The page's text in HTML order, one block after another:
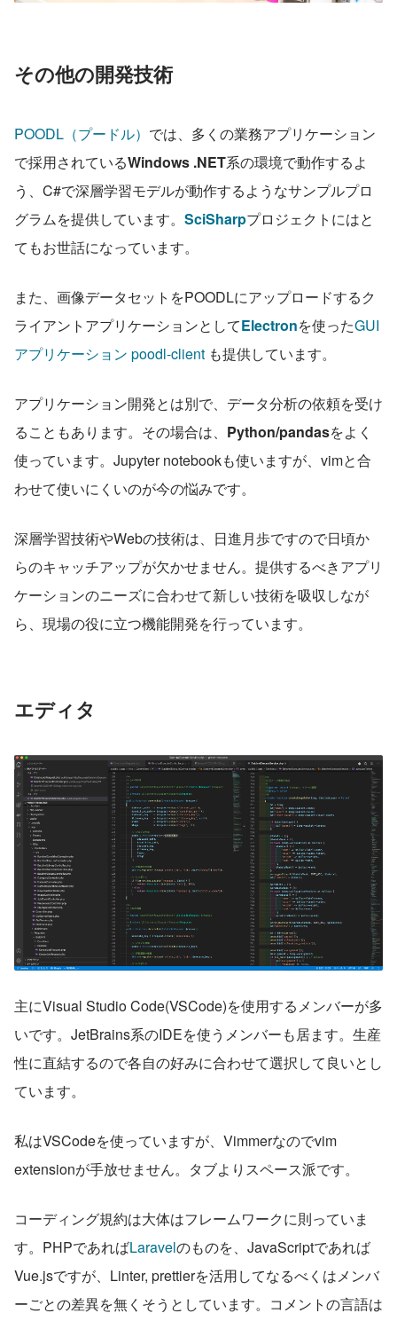
その他の開発技術
POODL（プードル） では、多くの業務アプリケーション
で採用されているWindows .NET系の環境で動作するよ
う、C#で深層学習モデルが動作するようなサンプルプロ
グラムを提供しています。 SciSharpプロジェクトにはと
てもお世話になっています。
また、画像データセットをPOODLにアップロードするク
ライアントアプリケーションとしてElectronを使ったGUI
アプリケーション poodl-client も提供しています。
アプリケーション開発とは別で、データ分析の依頼を受け
ることもあります。その場合は、 Python/pandasをよく
使っています。Jupyter notebookも使いますが、vimと合
わせて使いにくいのが今の悩みです。
深層学習技術やWebの技術は、日進月歩ですので日頃か
らのキャッチアップが欠かせません。提供するべきアプリ
ケーションのニーズに合わせて新しい技術を吸収しなが
ら、現場の役に立つ機能開発を行っています。
エディタ
主にVisual Studio Code(VSCode)を使用するメンバーが多
いです。JetBrains系のIDEを使うメンバーも居ます。生産
性に直結するので各自の好みに合わせて選択して良いとし
ています。
私はVSCodeを使っていますが、Vimmerなのでvim
extensionが手放せません。タブよりスペース派です。
コーディング規約は大体はフレームワークに則っていま
す。PHPであればLaravelのものを、JavaScriptであれば
Vue.jsですが、Linter, prettierを活用してなるべくはメンバ
ーごとの差異を無くそうとしています。コメントの言語は